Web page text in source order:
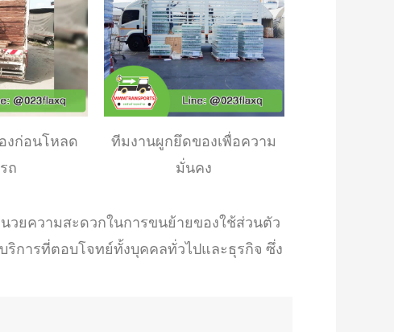
งก่อนโหลด
ถ
ทีมงานผูกยึดของเพื่อความ
มั่นคง
วยความสะดวกในการขนย้ายของใช้ส่วนตัว
ริการที่ตอบโจทย์ทั้งบุคคลทั่วไปและธุรกิจ ซึ่ง